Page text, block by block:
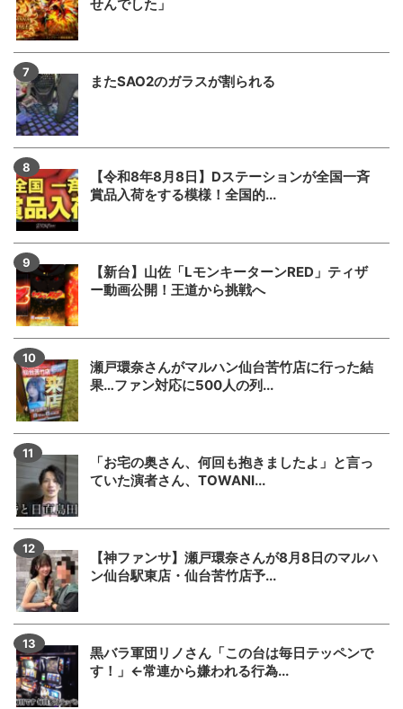
せんでした」
またSAO2のガラスが割られる
【令和8年8月8日】Dステーションが全国一斉
賞品入荷をする模様！全国的...
【新台】山佐「LモンキーターンRED」ティザ
ー動画公開！王道から挑戦へ
瀬戸環奈さんがマルハン仙台苦竹店に行った結
果…ファン対応に500人の列...
「お宅の奥さん、何回も抱きましたよ」と言っ
ていた演者さん、TOWANI...
【神ファンサ】瀬戸環奈さんが8月8日のマルハ
ン仙台駅東店・仙台苦竹店予...
黒バラ軍団リノさん「この台は毎日テッペンで
す！」←常連から嫌われる行為...